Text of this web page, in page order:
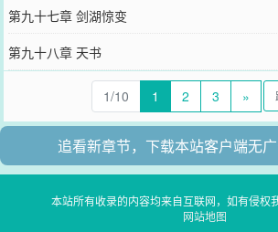
第九十七章 剑湖惊变
第九十八章 天书
1/10 1 2 3 »
追看新章节，下载本站客户端无
本站所有收录的内容均来自互联网，如有侵权
网站地图